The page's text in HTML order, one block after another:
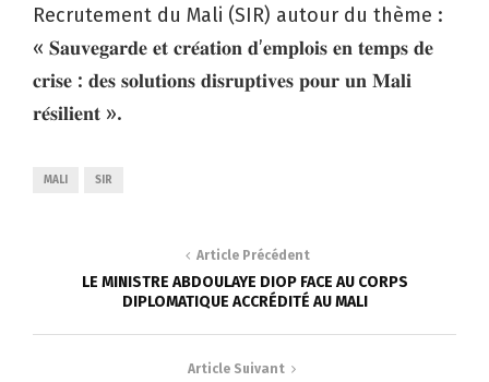
Recrutement du Mali (SIR) autour du thème :
« 𝐒𝐚𝐮𝐯𝐞𝐠𝐚𝐫𝐝𝐞 𝐞𝐭 𝐜𝐫𝐞́𝐚𝐭𝐢𝐨𝐧 𝐝’𝐞𝐦𝐩𝐥𝐨𝐢𝐬 𝐞𝐧 𝐭𝐞𝐦𝐩𝐬 𝐝𝐞
𝐜𝐫𝐢𝐬𝐞 : 𝐝𝐞𝐬 𝐬𝐨𝐥𝐮𝐭𝐢𝐨𝐧𝐬 𝐝𝐢𝐬𝐫𝐮𝐩𝐭𝐢𝐯𝐞𝐬 𝐩𝐨𝐮𝐫 𝐮𝐧 𝐌𝐚𝐥𝐢
𝐫𝐞́𝐬𝐢𝐥𝐢𝐞𝐧𝐭 ».
MALI SIR
Article Précédent
LE MINISTRE ABDOULAYE DIOP FACE AU CORPS
DIPLOMATIQUE ACCRÉDITÉ AU MALI
Article Suivant